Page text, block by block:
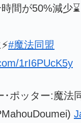
間が50%減少⌛️
#魔法同盟
1rI6PUcK5y
ポッター:魔法